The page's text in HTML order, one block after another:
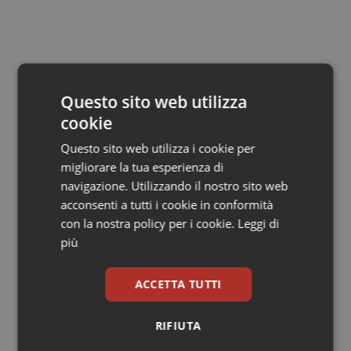
Sangue & coagulazione
Tiroide
Tumore al seno
Tumore ovarico
Tumori del Polmone & Testa Collo
Tumori gastrointestinali
Ulcera & Reflusso
05 Ottobre 2017
© Riproduzione riservata
Potrebbe interessarti in
Lettere al direttore
Questo sito web utilizza
cookie
Questo sito web utilizza i cookie per
migliorare la tua esperienza di
navigazione. Utilizzando il nostro sito web
acconsenti a tutti i cookie in conformità
con la nostra policy per i cookie. Leggi di
più
ACCETTA TUTTI
RIFIUTA